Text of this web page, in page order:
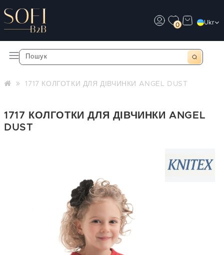
0 Ukr
1717 КОЛГОТКИ ДЛЯ ДІВЧИНКИ ANGEL DUST
1717 КОЛГОТКИ ДЛЯ ДІВЧИНКИ ANGEL
DUST